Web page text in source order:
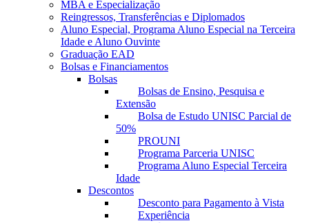
MBA e Especialização
Reingressos, Transferências e Diplomados
Aluno Especial, Programa Aluno Especial na Terceira
Idade e Aluno Ouvinte
Graduação EAD
Bolsas e Financiamentos
Bolsas
Bolsas de Ensino, Pesquisa e
Extensão
Bolsa de Estudo UNISC Parcial de
50%
PROUNI
Programa Parceria UNISC
Programa Aluno Especial Terceira
Idade
Descontos
Desconto para Pagamento à Vista
Experiência